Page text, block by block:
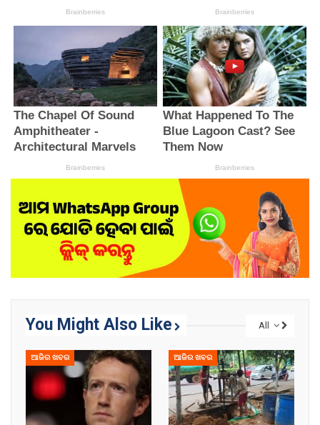
All
You Might Also Like
ଆଜିର ଖବର ଆଜିର ଖବର